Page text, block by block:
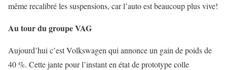
même recalibré les suspensions, car l’auto est beaucoup plus vive!
Au tour du groupe VAG
Aujourd’hui c’est Volkswagen qui annonce un gain de poids de
40 %. Cette jante pour l’instant en état de prototype colle